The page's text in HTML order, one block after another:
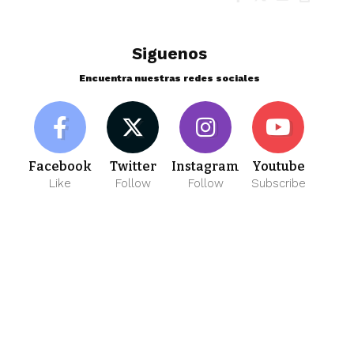
Siguenos
Encuentra nuestras redes sociales
Facebook
Like
Twitter
Follow
Instagram
Follow
Youtube
Subscribe